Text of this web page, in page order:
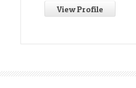
View Profile